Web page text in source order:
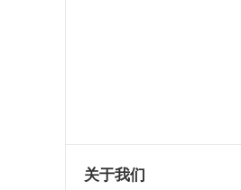
关于我们